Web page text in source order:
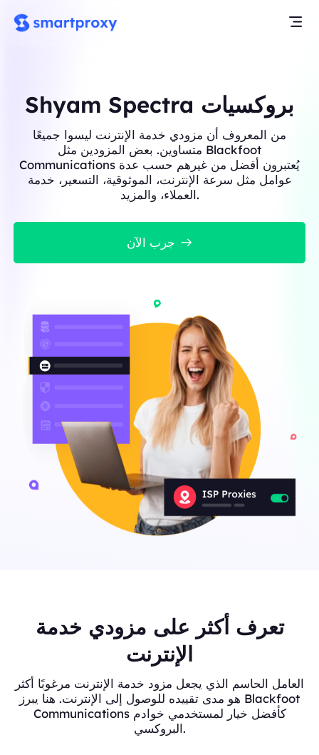
Shyam Spectra بروكسيات
من المعروف أن مزودي خدمة الإنترنت ليسوا جميعًا
متساوين. بعض المزودين مثل Blackfoot
Communications يُعتبرون أفضل من غيرهم حسب عدة
عوامل مثل سرعة الإنترنت، الموثوقية، التسعير، خدمة
العملاء، والمزيد.
جرب الآن
تعرف أكثر على مزودي خدمة
الإنترنت
العامل الحاسم الذي يجعل مزود خدمة الإنترنت مرغوبًا أكثر
هو مدى تقييده للوصول إلى الإنترنت. هنا يبرز Blackfoot
Communications كأفضل خيار لمستخدمي خوادم
البروكسي.